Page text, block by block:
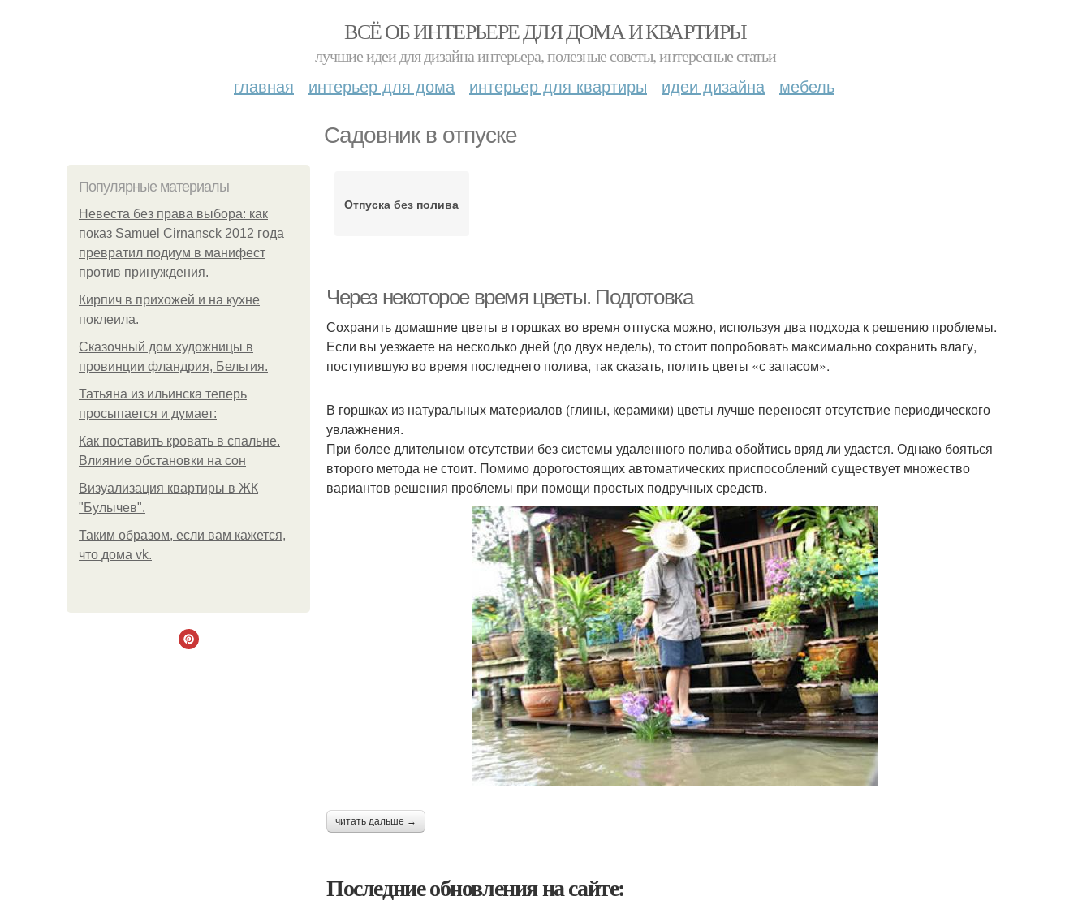
ВСЁ ОБ ИНТЕРЬЕРЕ ДЛЯ ДОМА И КВАРТИРЫ
лучшие идеи для дизайна интерьера, полезные советы, интересные статьи
главная интерьер для дома интерьер для квартиры идеи дизайна мебель
Садовник в отпуске
Популярные материалы
Невеста без права выбора: как
показ Samuel Cirnansck 2012 года
превратил подиум в манифест
против принуждения.
Кирпич в прихожей и на кухне
поклеила.
Сказочный дом художницы в
провинции фландрия, Бельгия.
Татьяна из ильинска теперь
просыпается и думает:
Как поставить кровать в спальне.
Влияние обстановки на сон
Визуализация квартиры в ЖК
"Булычев".
Таким образом, если вам кажется,
что дома vk.
Отпуска без полива
Через некоторое время цветы. Подготовка
Сохранить домашние цветы в горшках во время отпуска можно, используя два подхода к решению проблемы.
Если вы уезжаете на несколько дней (до двух недель), то стоит попробовать максимально сохранить влагу,
поступившую во время последнего полива, так сказать, полить цветы «с запасом».
В горшках из натуральных материалов (глины, керамики) цветы лучше переносят отсутствие периодического
увлажнения.
При более длительном отсутствии без системы удаленного полива обойтись вряд ли удастся. Однако бояться
второго метода не стоит. Помимо дорогостоящих автоматических приспособлений существует множество
вариантов решения проблемы при помощи простых подручных средств.
читать дальше →
Последние обновления на сайте: